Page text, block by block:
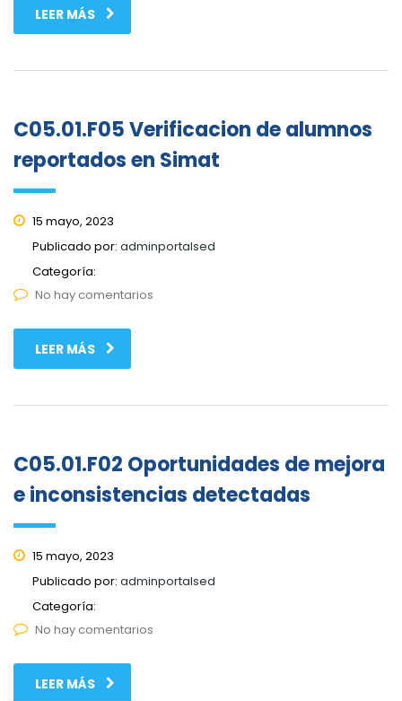
LEER MÁS
C05.01.F05 Verificacion de alumnos
reportados en Simat
15 mayo, 2023
Publicado por: adminportalsed
Categoría:
No hay comentarios
LEER MÁS
C05.01.F02 Oportunidades de mejora
e inconsistencias detectadas
15 mayo, 2023
Publicado por: adminportalsed
Categoría:
No hay comentarios
LEER MÁS